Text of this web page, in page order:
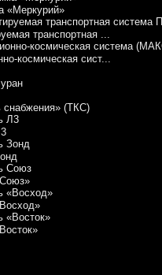
«Меркурий»
транспортная ...
космическая сист...
снабжения» (ТКС)